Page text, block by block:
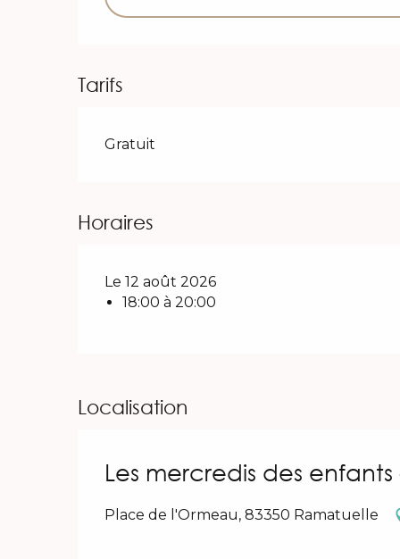
Tarifs
Gratuit
Horaires
Le 12 août 2026
18:00 à 20:00
Localisation
Les mercredis des
Place de l'Ormeau, 83350 Ramatuelle